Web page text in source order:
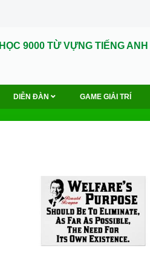
HỌC 9000 TỪ VỰNG TIẾNG ANH
DIỄN ĐÀN GAME GIẢI TRÍ